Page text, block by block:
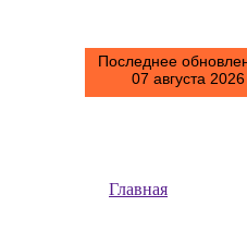
Последнее
07 августа
Главная